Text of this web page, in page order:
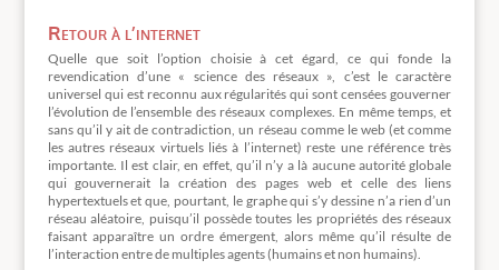
Retour à l’internet
Quelle que soit l’option choisie à cet égard, ce qui fonde la
revendication d’une « science des réseaux », c’est le caractère
universel qui est reconnu aux régularités qui sont censées gouverner
l’évolution de l’ensemble des réseaux complexes. En même temps, et
sans qu’il y ait de contradiction, un réseau comme le web (et comme
les autres réseaux virtuels liés à l’internet) reste une référence très
importante. Il est clair, en effet, qu’il n’y a là aucune autorité globale
qui gouvernerait la création des pages web et celle des liens
hypertextuels et que, pourtant, le graphe qui s’y dessine n’a rien d’un
réseau aléatoire, puisqu’il possède toutes les propriétés des réseaux
faisant apparaître un ordre émergent, alors même qu’il résulte de
l’interaction entre de multiples agents (humains et non humains).